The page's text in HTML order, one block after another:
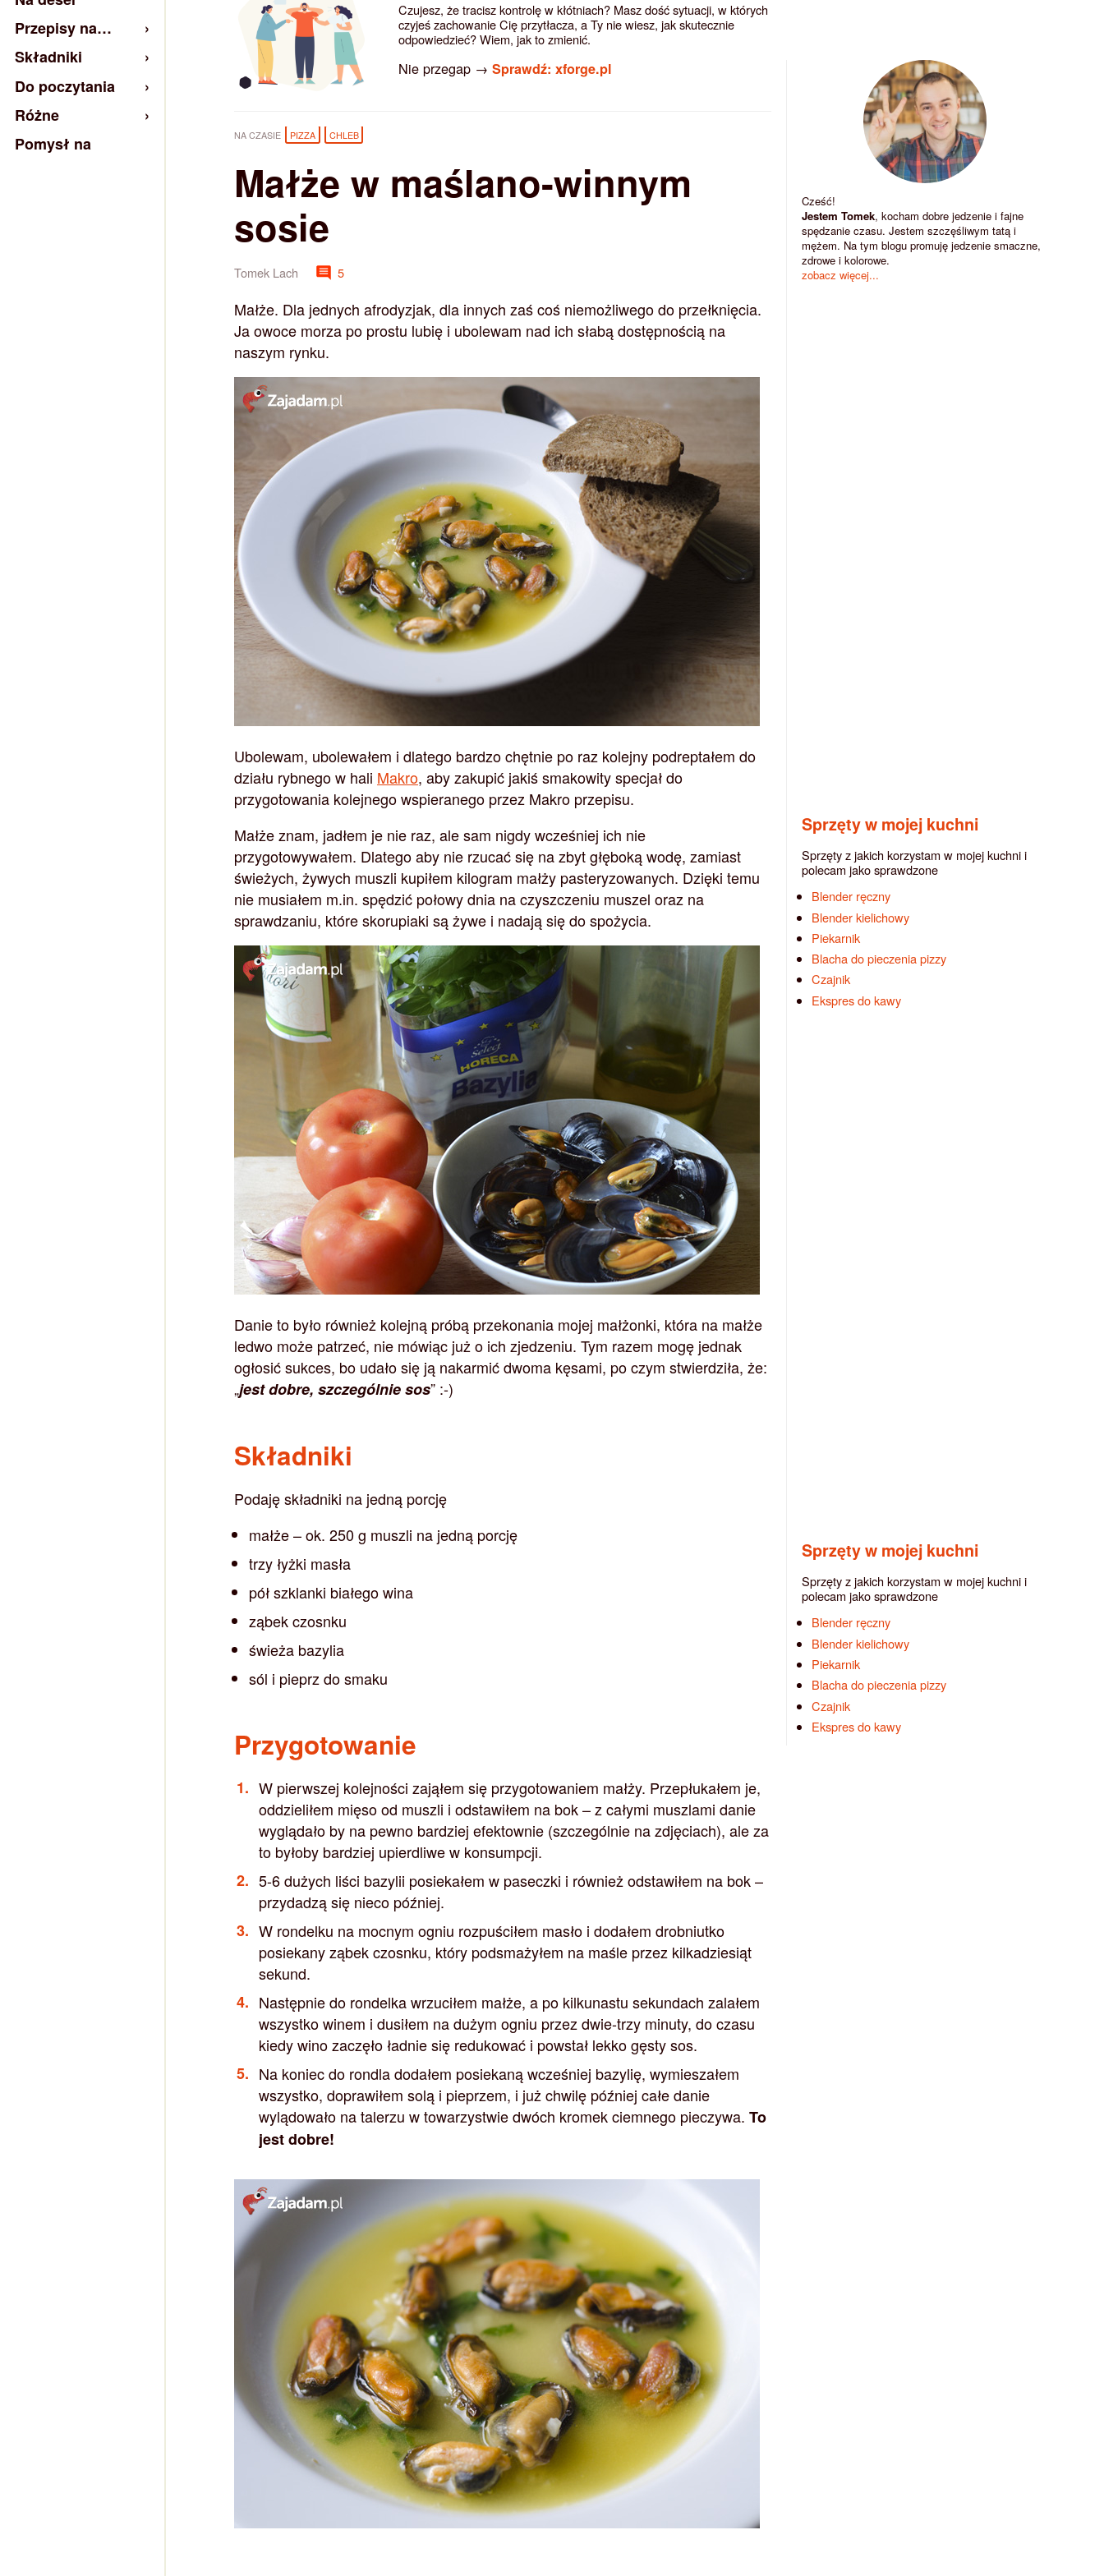
Czujesz, że tracisz kontrolę w kłótniach? Masz dość sytuacji, w których
czyjeś zachowanie Cię przytłacza, a Ty nie wiesz, jak skutecznie
odpowiedzieć? Wiem, jak to zmienić.
Nie przegap → Sprawdź: xforge.pl
NA CZASIE PIZZA CHLEB
Małże w maślano-winnym
sosie
Tomek Lach 5
Małże. Dla jednych afrodyzjak, dla innych zaś coś niemożliwego do przełknięcia.
Ja owoce morza po prostu lubię i ubolewam nad ich słabą dostępnością na
naszym rynku.
Ubolewam, ubolewałem i dlatego bardzo chętnie po raz kolejny podreptałem do
działu rybnego w hali Makro, aby zakupić jakiś smakowity specjał do
przygotowania kolejnego wspieranego przez Makro przepisu.
Małże znam, jadłem je nie raz, ale sam nigdy wcześniej ich nie
przygotowywałem. Dlatego aby nie rzucać się na zbyt głęboką wodę, zamiast
świeżych, żywych muszli kupiłem kilogram małży pasteryzowanych. Dzięki temu
nie musiałem m.in. spędzić połowy dnia na czyszczeniu muszel oraz na
sprawdzaniu, które skorupiaki są żywe i nadają się do spożycia.
Danie to było również kolejną próbą przekonania mojej małżonki, która na małże
ledwo może patrzeć, nie mówiąc już o ich zjedzeniu. Tym razem mogę jednak
ogłosić sukces, bo udało się ją nakarmić dwoma kęsami, po czym stwierdziła, że:
„jest dobre, szczególnie sos” :-)
Składniki
Podaję składniki na jedną porcję
małże – ok. 250 g muszli na jedną porcję
trzy łyżki masła
pół szklanki białego wina
ząbek czosnku
świeża bazylia
sól i pieprz do smaku
Przygotowanie
W pierwszej kolejności zająłem się przygotowaniem małży. Przepłukałem je,
oddzieliłem mięso od muszli i odstawiłem na bok – z całymi muszlami danie
wyglądało by na pewno bardziej efektownie (szczególnie na zdjęciach), ale za
to byłoby bardziej upierdliwe w konsumpcji.
5-6 dużych liści bazylii posiekałem w paseczki i również odstawiłem na bok –
przydadzą się nieco później.
W rondelku na mocnym ogniu rozpuściłem masło i dodałem drobniutko
posiekany ząbek czosnku, który podsmażyłem na maśle przez kilkadziesiąt
sekund.
Następnie do rondelka wrzuciłem małże, a po kilkunastu sekundach zalałem
wszystko winem i dusiłem na dużym ogniu przez dwie-trzy minuty, do czasu
kiedy wino zaczęło ładnie się redukować i powstał lekko gęsty sos.
Na koniec do rondla dodałem posiekaną wcześniej bazylię, wymieszałem
wszystko, doprawiłem solą i pieprzem, i już chwilę później całe danie
wylądowało na talerzu w towarzystwie dwóch kromek ciemnego pieczywa.To
jest dobre!
Cześć!
Jestem Tomek, kocham dobre jedzenie i fajne
spędzanie czasu. Jestem szczęśliwym tatą i
mężem. Na tym blogu promuję jedzenie smaczne,
zdrowe i kolorowe.
zobacz więcej...
Sprzęty w mojej kuchni
Sprzęty z jakich korzystam w mojej kuchni i
polecam jako sprawdzone
Blender ręczny
Blender kielichowy
Piekarnik
Blacha do pieczenia pizzy
Czajnik
Ekspres do kawy
Sprzęty w mojej kuchni
Sprzęty z jakich korzystam w mojej kuchni i
polecam jako sprawdzone
Blender ręczny
Blender kielichowy
Piekarnik
Blacha do pieczenia pizzy
Czajnik
Ekspres do kawy
Przepisy na…
Składniki
Do poczytania
Różne
Pomysł na